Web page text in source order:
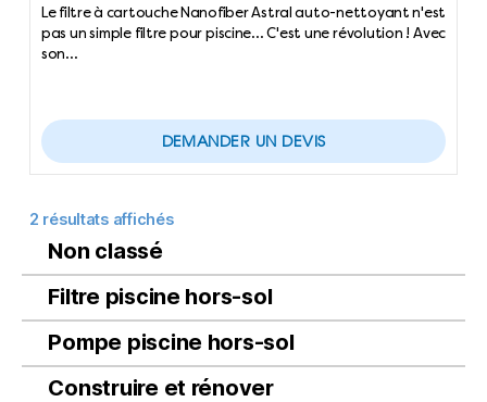
Le filtre à cartouche Nanofiber Astral auto-nettoyant n'est
pas un simple filtre pour piscine... C'est une révolution ! Avec
son…
DEMANDER UN DEVIS
2 résultats affichés
Non classé
Filtre piscine hors-sol
Pompe piscine hors-sol
Construire et rénover